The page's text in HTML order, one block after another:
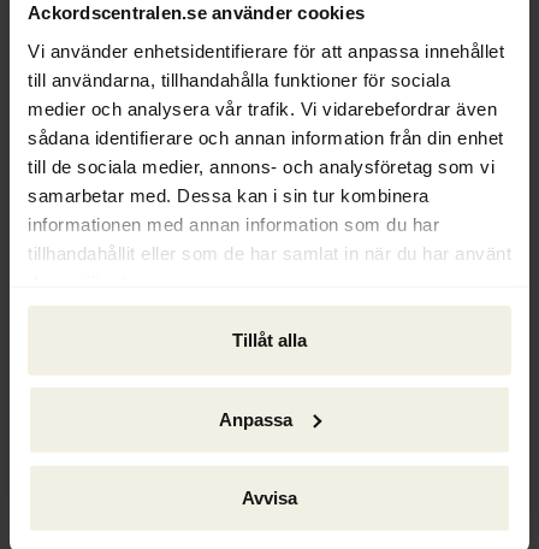
Ackordscentralen.se använder cookies
Vi använder enhetsidentifierare för att anpassa innehållet
till användarna, tillhandahålla funktioner för sociala
medier och analysera vår trafik. Vi vidarebefordrar även
sådana identifierare och annan information från din enhet
till de sociala medier, annons- och analysföretag som vi
samarbetar med. Dessa kan i sin tur kombinera
informationen med annan information som du har
tillhandahållit eller som de har samlat in när du har använt
Tillåt alla
Anpassa
Avvisa
ekonomer hävdar till och med att de
politiska stöden runt om i världen har
bidragit till den galopperande inflationen.
– Det finns olika uppfattningar om detta.
USA har stått för den kanske mest
expansiva politiken, och har nu en i hög
grad efterfrågestyrd inflation som i olika
grad får effekt i resten av världen. I Europa
logistik, kriget i Ukraina och
Daunfeldt.
Efterlyser breda lösningar
huvudsak som ”självförvållad”.